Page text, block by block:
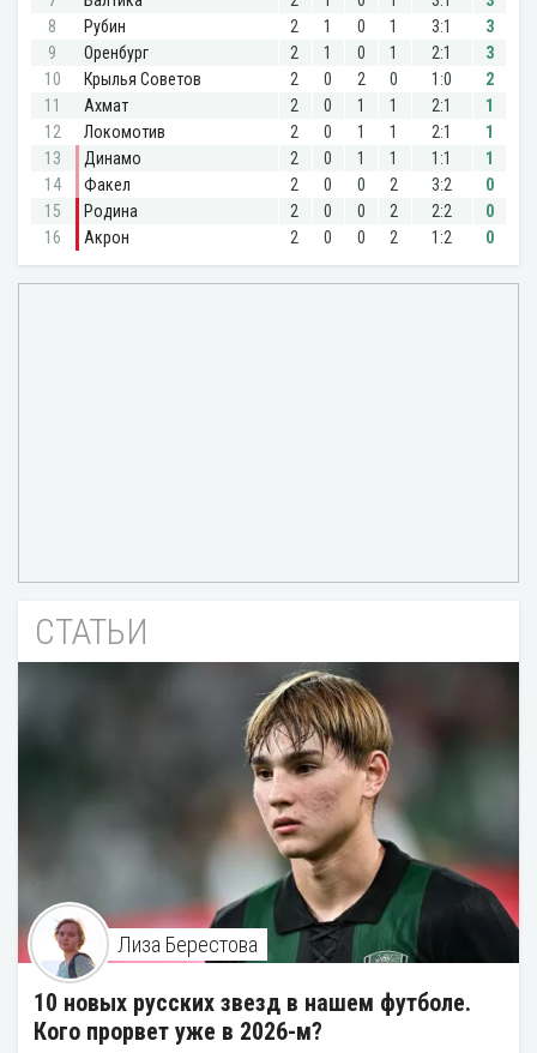
СТАТЬИ
Лиза Берестова
10 новых русских звезд в нашем футболе.
Кого прорвет уже в 2026-м?